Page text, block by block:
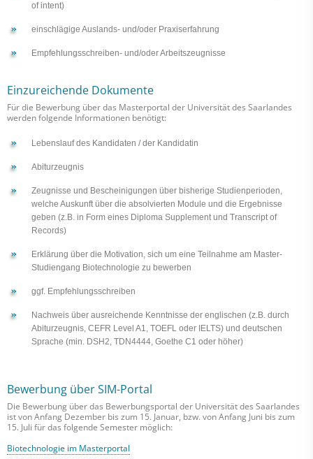
of intent)
einschlägige Auslands- und/oder Praxiserfahrung
Empfehlungsschreiben- und/oder Arbeitszeugnisse
Einzureichende Dokumente
Für die Bewerbung über das Masterportal der Universität des Saarlandes
werden folgende Informationen benötigt:
Lebenslauf des Kandidaten / der Kandidatin
Abiturzeugnis
Zeugnisse und Bescheinigungen über bisherige Studienperioden,
welche Auskunft über die absolvierten Module und die Ergebnisse
geben (z.B. in Form eines Diploma Supplement und Transcript of
Records)
Erklärung über die Motivation, sich um eine Teilnahme am Master-
Studiengang Biotechnologie zu bewerben
ggf. Empfehlungsschreiben
Nachweis über ausreichende Kenntnisse der englischen (z.B. durch
Abiturzeugnis, CEFR Level A1, TOEFL oder IELTS) und deutschen
Sprache (min. DSH2, TDN4444, Goethe C1 oder höher)
Bewerbung über SIM-Portal
Die Bewerbung über das Bewerbungsportal der Universität des Saarlandes
ist von Anfang Dezember bis zum 15. Januar, bzw. von Anfang Juni bis zum
15. Juli für das folgende Semester möglich:
Biotechnologie im Masterportal